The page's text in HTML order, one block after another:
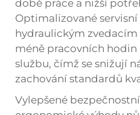
době práce a nižší
Optimalizované
hydraulickým
méně pracovních hodin
službu, čímž se snižují
zachování standardů
Vylepšené